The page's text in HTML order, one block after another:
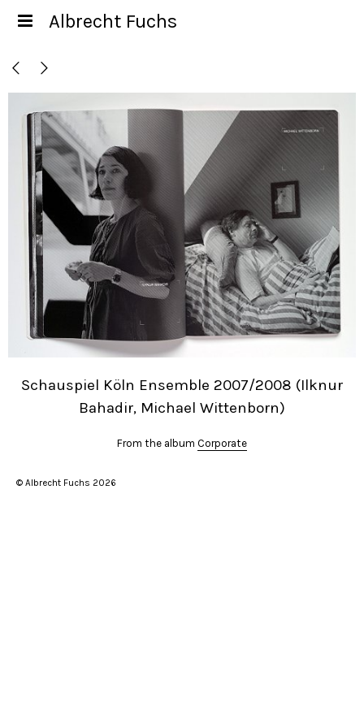
Albrecht Fuchs
Schauspiel Köln Ensemble 2007/2008 (Ilknur
Bahadir, Michael Wittenborn)
From the album Corporate
© Albrecht Fuchs 2026